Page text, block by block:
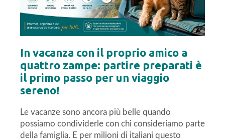
In vacanza con il proprio amico a
quattro zampe: partire preparati è
il primo passo per un viaggio
sereno!
Le vacanze sono ancora più belle quando
possiamo condividerle con chi consideriamo parte
della famiglia. E per milioni di italiani questo